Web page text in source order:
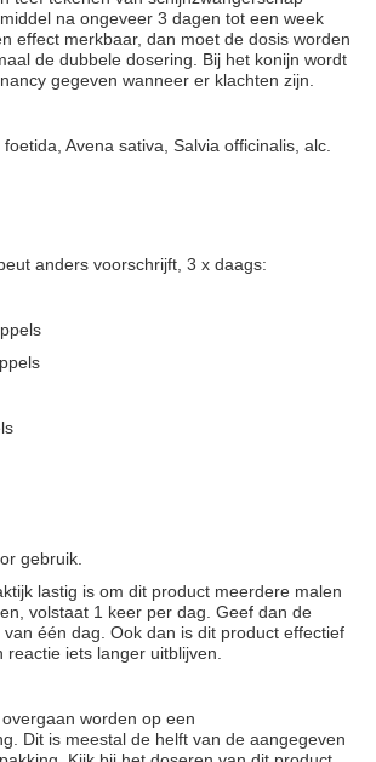
na ongeveer 3 dagen tot een week
effect merkbaar, dan moet de dosis worden
de dubbele dosering. Bij het konijn wordt
gegeven wanneer er klachten zijn.
Avena sativa, Salvia officinalis, alc.
anders voorschrijft, 3 x daags:
gebruik.
lastig is om dit product meerdere malen
volstaat 1 keer per dag. Geef dan de
één dag. Ook dan is dit product effectief
iets langer uitblijven.
worden op een
Dit is meestal de helft van de aangegeven